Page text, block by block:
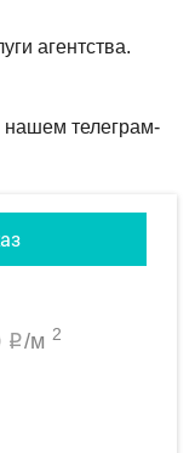
агентства.
нашем телеграм-
q/м 2